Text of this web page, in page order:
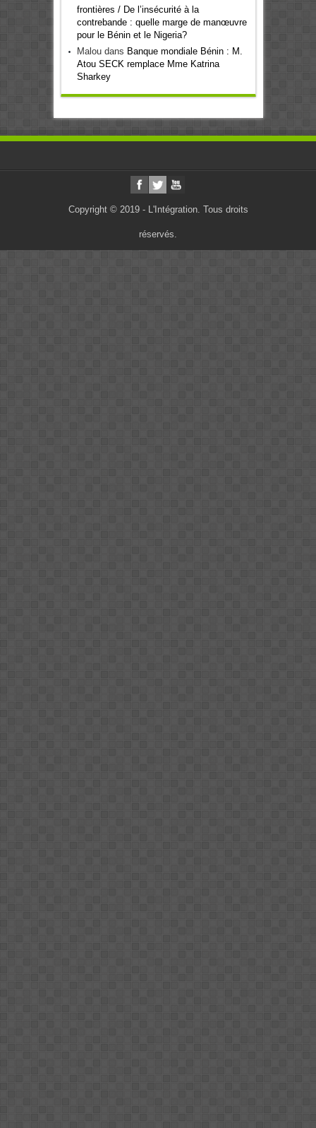
frontières / De l’insécurité à la
contrebande : quelle marge de manœuvre
pour le Bénin et le Nigeria?
Maloudans Banque mondiale Bénin : M.
Atou SECK remplace Mme Katrina
Sharkey
Copyright © 2019 - L'Intégration. Tous droits
réservés.